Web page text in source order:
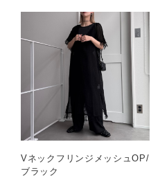
VネックフリンジメッシュOP/
ブラック